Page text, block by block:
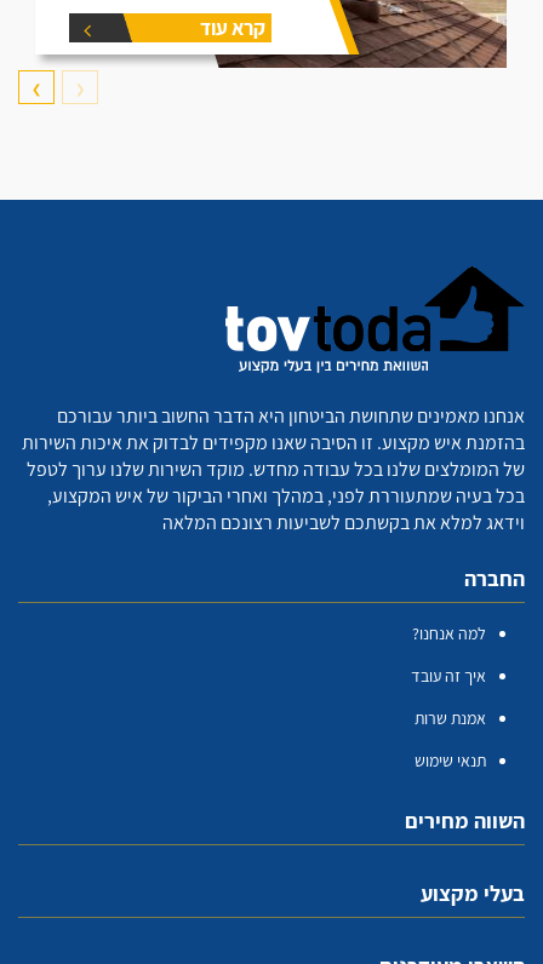
קרא עוד
❮
❯
אנחנו מאמינים שתחושת הביטחון היא הדבר החשוב ביותר עבורכם
בהזמנת איש מקצוע. זו הסיבה שאנו מקפידים לבדוק את איכות השירות
של המומלצים שלנו בכל עבודה מחדש. מוקד השירות שלנו ערוך לטפל
בכל בעיה שמתעוררת לפני, במהלך ואחרי הביקור של איש המקצוע,
וידאג למלא את בקשתכם לשביעות רצונכם המלאה
החברה
למה אנחנו?
איך זה עובד
אמנת שרות
תנאי שימוש
השווה מחירים
בעלי מקצוע